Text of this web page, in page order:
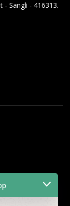
- Sangli - 416313.